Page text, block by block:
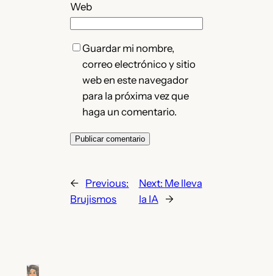
Web
Guardar mi nombre,
correo electrónico y sitio
web en este navegador
para la próxima vez que
haga un comentario.
← Previous:
Brujismos
Next: Me lleva
la IA
→